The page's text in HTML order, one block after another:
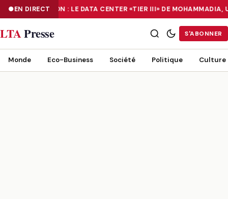
EN DIRECT
NUMÉRISATION : LE DATA CENTER «TIER III» DE MOHAMMADIA,
NUMÉRISATION : LE DATA CENTER «TIER III» DE MOHAMMADIA, UN
LTAPresse S'ABONNER
Monde Eco-Business Société Politique Culture